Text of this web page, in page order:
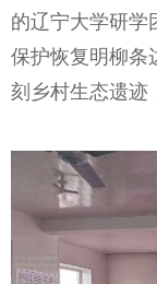
的辽宁大学研学
保护恢复明柳条
刻乡村生态遗迹